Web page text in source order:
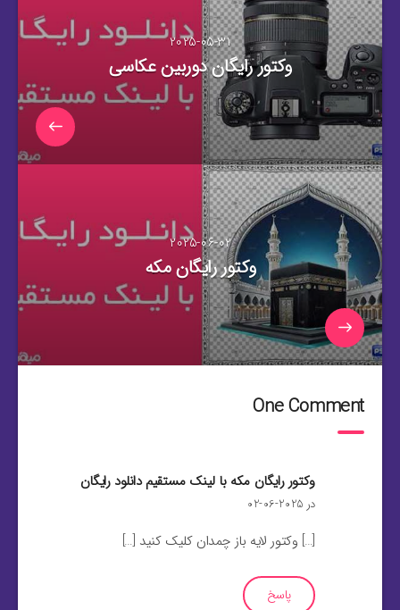
2025-05-31
وکتور رایگان دوربین عکاسی
2025-06-02
وکتور رایگان مکه
One Comment
وکتور رایگان مکه با لینک مستقیم دانلود رایگان
در 2025-06-02
[…] وکتور لایه باز چمدان کلیک کنید […]
پاسخ